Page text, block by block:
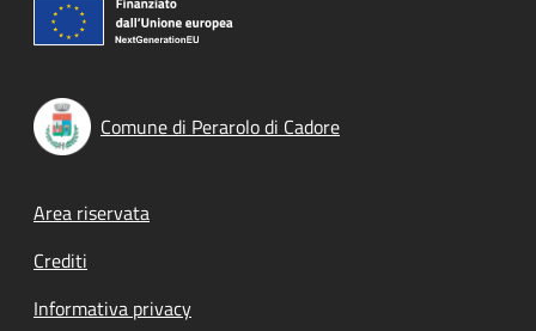
Comune di Perarolo di Cadore
Footer menu
Area riservata
Crediti
Informativa privacy